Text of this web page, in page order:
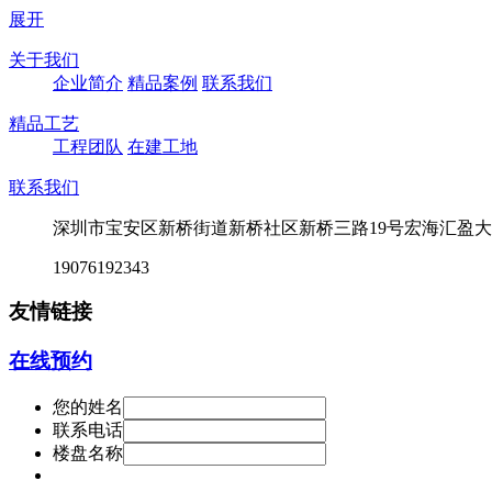
展开
关于我们
企业简介 精品案例 联系我们
精品工艺
工程团队 在建工地
联系我们
深圳市宝安区新桥街道新桥社区新桥三路19号宏海汇盈
19076192343
友情链接
在线预约
您的姓名
联系电话
楼盘名称